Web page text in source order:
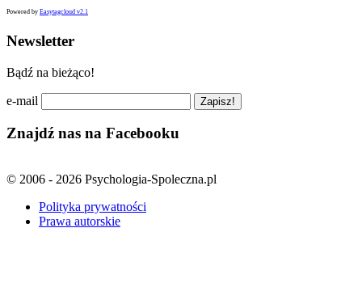
Powered by Easytagcloud v2.1
Newsletter
Bądź na bieżąco!
e-mail
Znajdź nas na Facebooku
© 2006 - 2026 Psychologia-Spoleczna.pl
Polityka prywatności
Prawa autorskie